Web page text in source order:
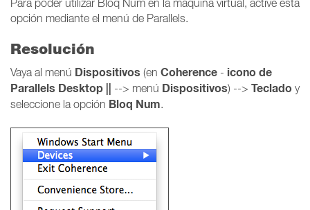
Para poder utilizar Bloq Num en la máquina virtual, active esta
opción mediante el menú de Parallels.
Resolución
Vaya al menú Dispositivos (en Coherence - icono de
Parallels Desktop ||
--> menú Dispositivos) --> Teclado y
seleccione la opción Bloq Num.